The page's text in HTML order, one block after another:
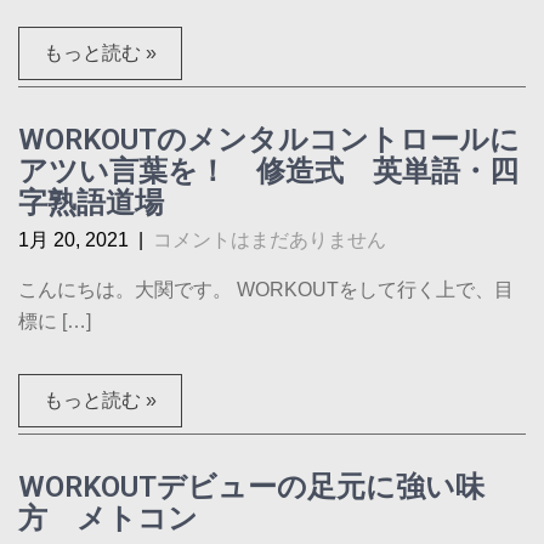
もっと読む »
WORKOUTのメンタルコントロールに
アツい言葉を！ 修造式 英単語・四
字熟語道場
1月 20, 2021 コメントはまだありません
こんにちは。大関です。 WORKOUTをして行く上で、目
標に […]
もっと読む »
WORKOUTデビューの足元に強い味
方 メトコン